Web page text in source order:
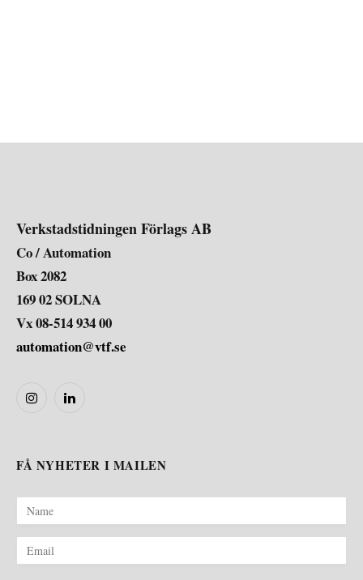
Verkstadstidningen Förlags AB
Co / Automation
Box 2082
169 02 SOLNA
Vx 08-514 934 00
automation@vtf.se
InstagramLinkedIn
FÅ NYHETER I MAILEN